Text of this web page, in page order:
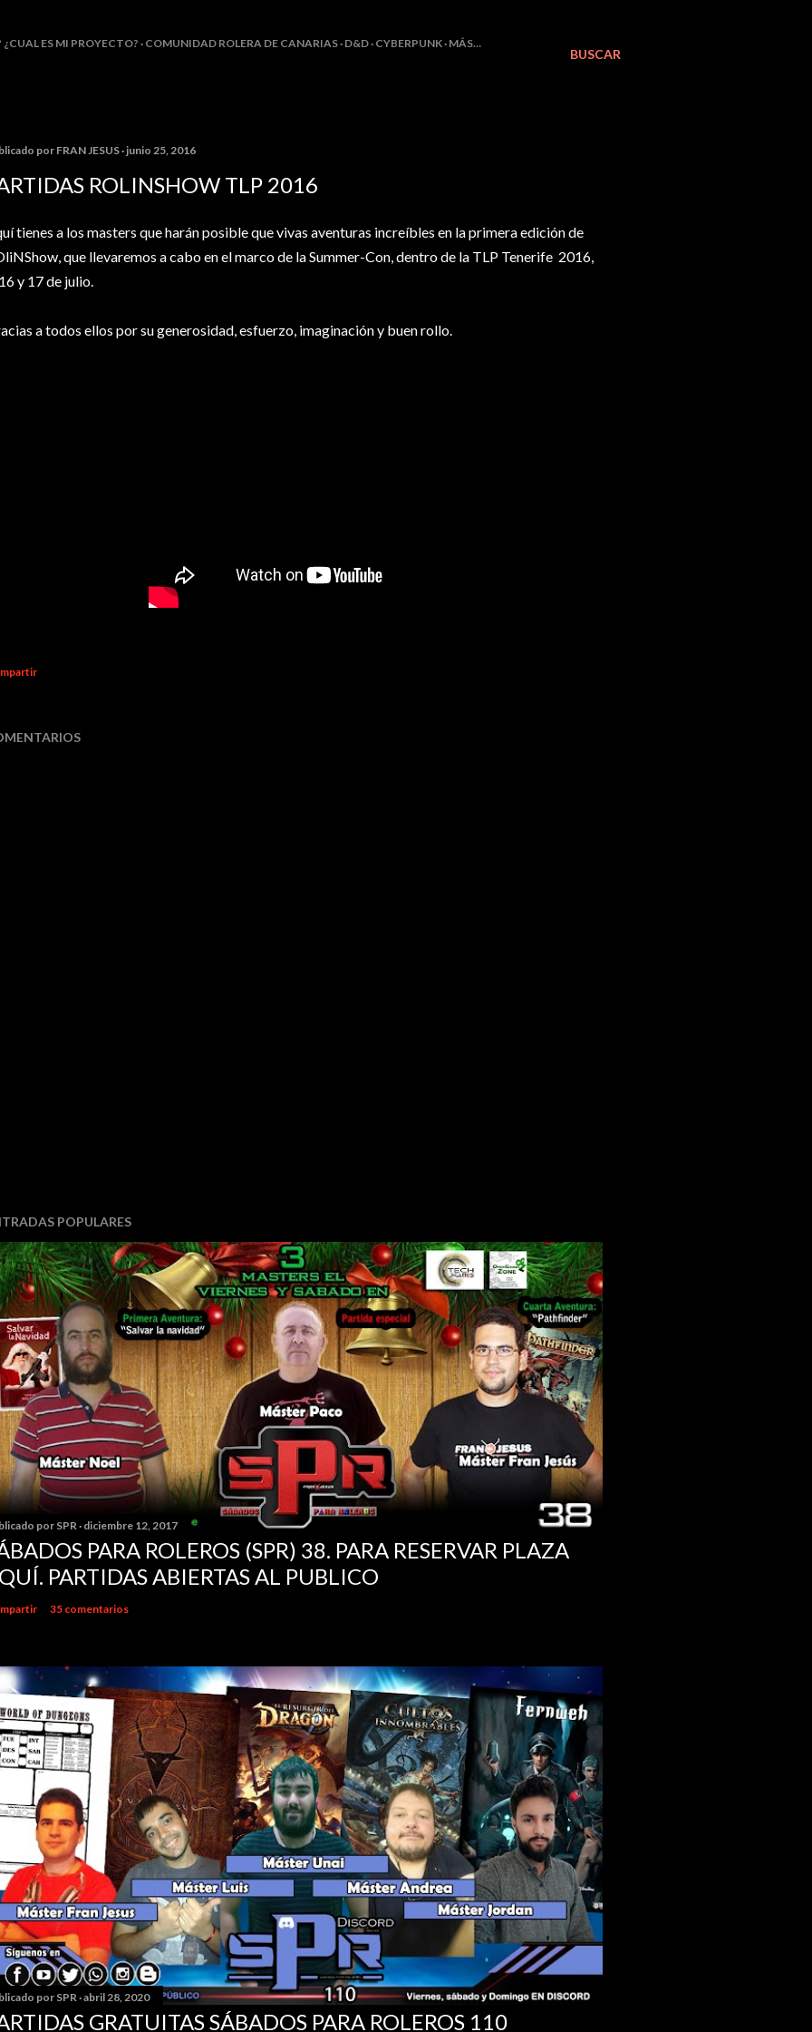
BUSCAR
¿CUAL ES MI PROYECTO? COMUNIDAD ROLERA DE CANARIAS D&D CYBERPUNK MÁS…
por FRAN JESUS junio 25, 2016
ROLINSHOW TLP 2016
tienes a los masters que harán posible que vivas aventuras increíbles en la primera edición de
que llevaremos a cabo en el marco de la Summer-Con, dentro de la TLP Tenerife 2016,
y 17 de julio.
a todos ellos por su generosidad, esfuerzo, imaginación y buen rollo.
POPULARES
por SPR diciembre 12, 2017
PARA ROLEROS (SPR) 38. PARA RESERVAR PLAZA
PARTIDAS ABIERTAS AL PUBLICO
35 comentarios
por SPR abril 28, 2020
GRATUITAS SÁBADOS PARA ROLEROS 110